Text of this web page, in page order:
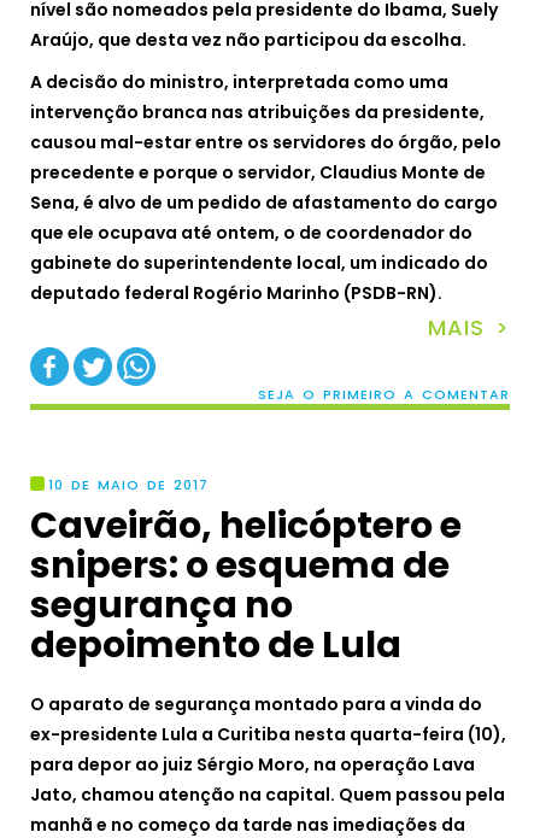
nível são nomeados pela presidente do Ibama, Suely
Araújo, que desta vez não participou da escolha.
A decisão do ministro, interpretada como uma
intervenção branca nas atribuições da presidente,
causou mal-estar entre os servidores do órgão, pelo
precedente e porque o servidor, Claudius Monte de
Sena, é alvo de um pedido de afastamento do cargo
que ele ocupava até ontem, o de coordenador do
gabinete do superintendente local, um indicado do
deputado federal Rogério Marinho (PSDB-RN).
MAIS >
SEJA O PRIMEIRO A COMENTAR
10 DE MAIO DE 2017
Caveirão, helicóptero e
snipers: o esquema de
segurança no
depoimento de Lula
O aparato de segurança montado para a vinda do
ex-presidente Lula a Curitiba nesta quarta-feira (10),
para depor ao juiz Sérgio Moro, na operação Lava
Jato, chamou atenção na capital. Quem passou pela
manhã e no começo da tarde nas imediações da